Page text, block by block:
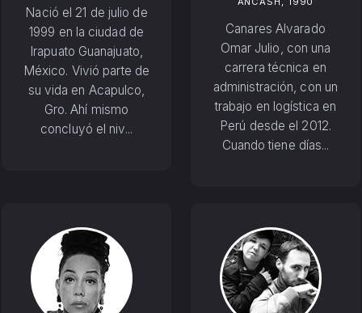
Nació el 21 de julio de
1999 en la ciudad de
Irapuato Guanajuato,
México. Vivió parte de
su vida en Acapulco,
Gro. Ahí mismo
concluyó el niv...
Canares Alvarado
Omar Julio, con una
carrera técnica en
administración, con un
trabajo en logística en
Perú desde el 2012.
Cuando tiene días...